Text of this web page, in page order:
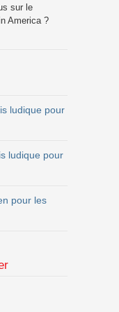
sur le
America ?
ludique pour
ludique pour
pour les